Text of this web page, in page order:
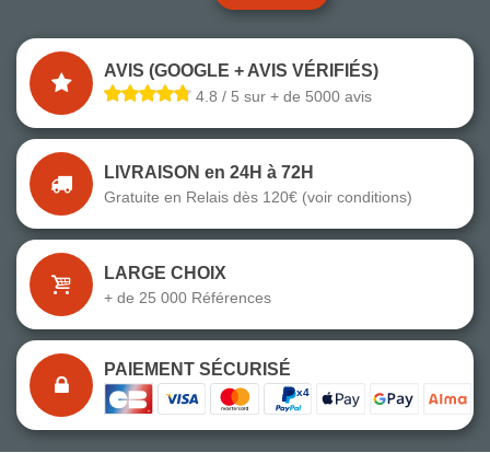
AVIS (GOOGLE + AVIS VÉRIFIÉS)
4.8 / 5 sur + de 5000 avis
LIVRAISON en 24H à 72H
Gratuite en Relais dès 120€ (voir conditions)
LARGE CHOIX
+ de 25 000 Références
PAIEMENT SÉCURISÉ